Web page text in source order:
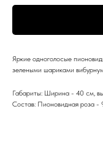
Яркие одноголосые
зелеными шариками
Габариты: Ширина - 40 см,
Состав: Пионовидная роза -